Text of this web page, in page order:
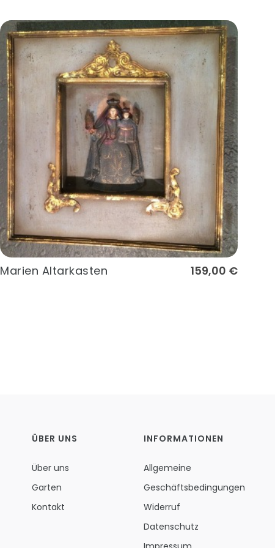
159,00 €
Marien Altarkasten
ÜBER UNS
Über uns
Garten
Kontakt
INFORMATIONEN
Allgemeine
Geschäftsbedingungen
Widerruf
Datenschutz